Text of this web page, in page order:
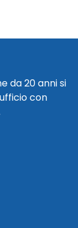
da 20 anni si
con